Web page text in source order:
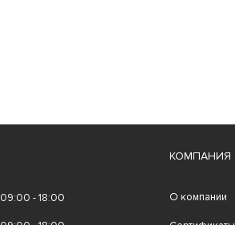
09:00 - 18:00
КОМПАНИЯ
О компании